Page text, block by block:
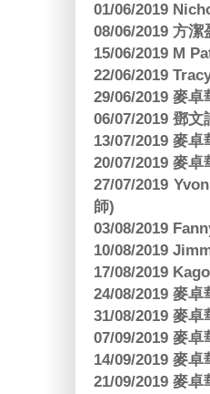
01/06/2019
08/06/2019 方
15/06/2019 M
22/06/2019
29/06/2019 麥
06/07/2019 鄧
13/07/2019 麥
20/07/2019 麥
27/07/2019
師)
03/08/2019
10/08/2019
17/08/2019
24/08/2019 麥
31/08/2019 麥
07/09/2019 麥
14/09/2019 麥
21/09/2019 麥